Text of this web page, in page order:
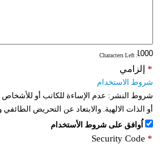
: Characters Left
إلزامي *
شروط الاستخدام
شروط النشر: عدم الإساءة للكاتب أو للأشخاص
أو الذات الالهية. والابتعاد عن التحريض
اُوافق على شروط الأستخدام
Security Code *